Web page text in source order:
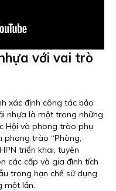
với vai trò
xác định công tác bảo
nhựa là một trong những
Hội và phong trào phụ
phong trào “Phòng,
triển khai, tuyên
các cấp và gia đình tích
trong hạn chế sử dụng
một lần.